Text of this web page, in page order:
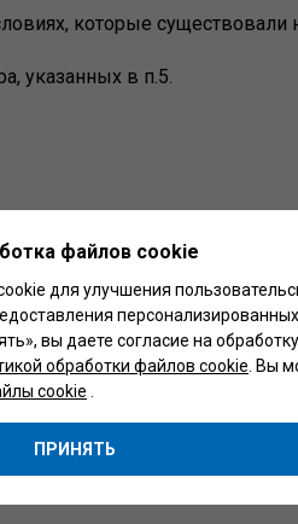
которые
указанных в п.5.
настоящего договора;
направления
файлов cookie
для улучшения
персонализированных
вы даете согласие на
обработки файлов cookie . Вы
cookie
ПРИНЯТЬ